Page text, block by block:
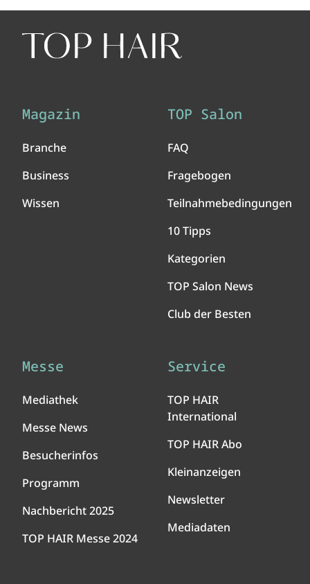
Magazin
Branche
Business
Wissen
TOP Salon
FAQ
Fragebogen
Teilnahmebedingungen
10 Tipps
Kategorien
TOP Salon News
Club der Besten
Messe
Mediathek
Messe News
Besucherinfos
Programm
Nachbericht 2025
TOP HAIR Messe 2024
Service
TOP HAIR
International
TOP HAIR Abo
Kleinanzeigen
Newsletter
Mediadaten